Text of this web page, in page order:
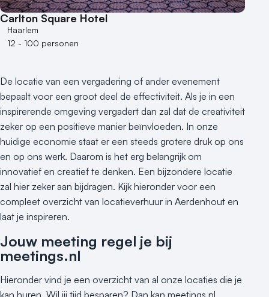
Carlton Square Hotel
Haarlem
12 - 100 personen
De locatie van een vergadering of ander evenement
bepaalt voor een groot deel de effectiviteit. Als je in een
inspirerende omgeving vergadert dan zal dat de creativiteit
zeker op een positieve manier beïnvloeden. In onze
huidige economie staat er een steeds grotere druk op ons
en op ons werk. Daarom is het erg belangrijk om
innovatief en creatief te denken. Een bijzondere locatie
zal hier zeker aan bijdragen. Kijk hieronder voor een
compleet overzicht van locatieverhuur in Aerdenhout en
laat je inspireren.
Jouw meeting regel je bij
meetings.nl
Hieronder vind je een overzicht van al onze locaties die je
kan huren. Wil jij tijd besparen? Dan kan meetings.nl